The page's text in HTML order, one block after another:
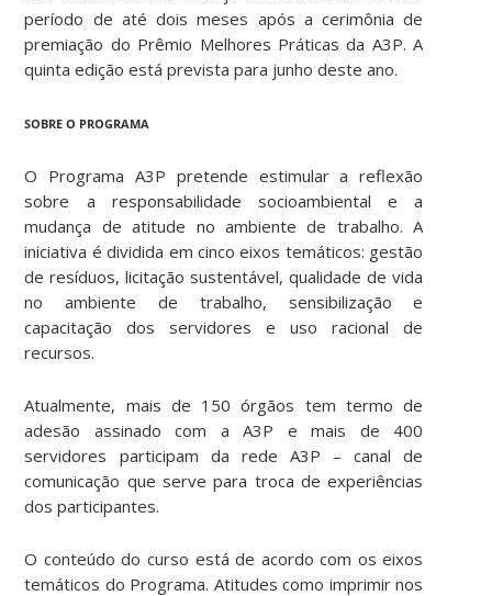
período de até dois meses após a cerimônia de
premiação do Prêmio Melhores Práticas da A3P. A
quinta edição está prevista para junho deste ano.
SOBRE O PROGRAMA
O Programa A3P pretende estimular a reflexão
sobre a responsabilidade socioambiental e a
mudança de atitude no ambiente de trabalho. A
iniciativa é dividida em cinco eixos temáticos: gestão
de resíduos, licitação sustentável, qualidade de vida
no ambiente de trabalho, sensibilização e
capacitação dos servidores e uso racional de
recursos.
Atualmente, mais de 150 órgãos tem termo de
adesão assinado com a A3P e mais de 400
servidores participam da rede A3P – canal de
comunicação que serve para troca de experiências
dos participantes.
O conteúdo do curso está de acordo com os eixos
temáticos do Programa. Atitudes como imprimir nos